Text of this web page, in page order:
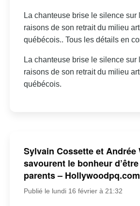
La chanteuse brise le silence sur
raisons de son retrait du milieu
québécois.. Tous les détails en
La chanteuse brise le silence sur
raisons de son retrait du milieu
québécois.
Sylvain Cossette et Andrée
savourent le bonheur
parents – Hollywoodpq.com
Publié le lundi 16 février à 21:32